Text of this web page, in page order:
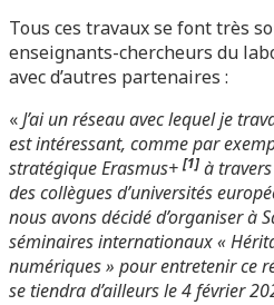
Tous ces travaux se font très
enseignants-chercheurs du
avec d’autres partenaires :
«J’ai un réseau avec lequel je
est intéressant, comme par
stratégique Erasmus+ [1] à
des collègues d’universités
nous avons décidé d’organiser à
séminaires internationaux «
numériques » pour entretenir ce
se tiendra d’ailleurs le 4 février